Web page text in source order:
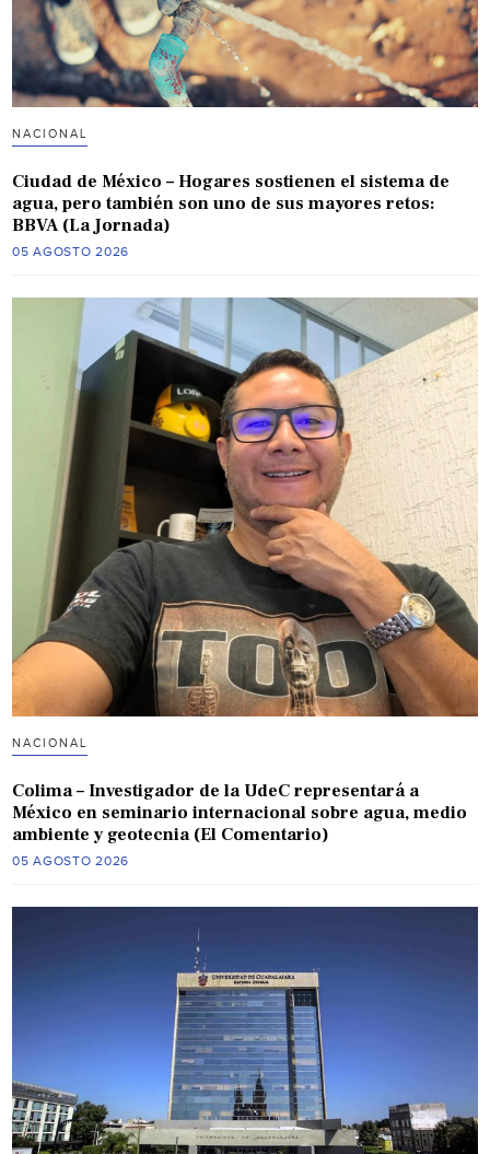
NACIONAL
Ciudad de México – Hogares sostienen el sistema de
agua, pero también son uno de sus mayores retos:
BBVA (La Jornada)
05 AGOSTO 2026
NACIONAL
Colima – Investigador de la UdeC representará a
México en seminario internacional sobre agua, medio
ambiente y geotecnia (El Comentario)
05 AGOSTO 2026